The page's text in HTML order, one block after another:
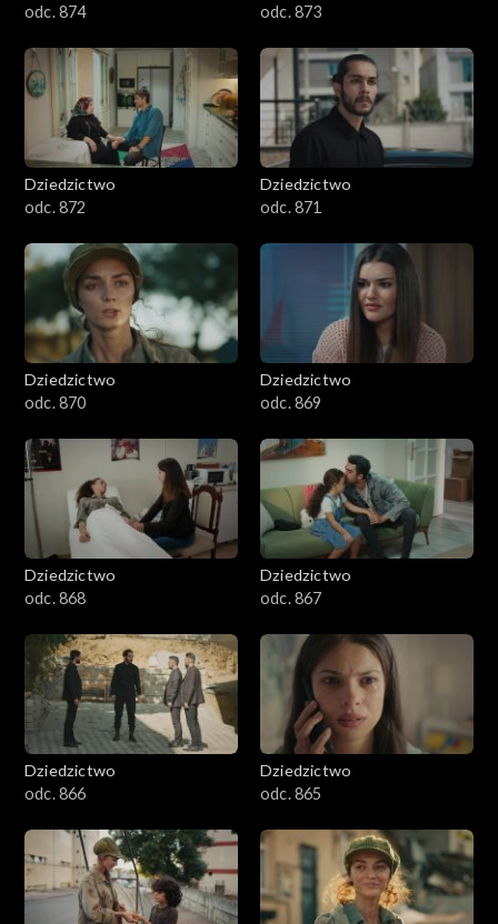
odc. 874
odc. 873
Dziedzictwo
odc. 872
Dziedzictwo
odc. 871
Dziedzictwo
odc. 870
Dziedzictwo
odc. 869
Dziedzictwo
odc. 868
Dziedzictwo
odc. 867
Dziedzictwo
odc. 866
Dziedzictwo
odc. 865